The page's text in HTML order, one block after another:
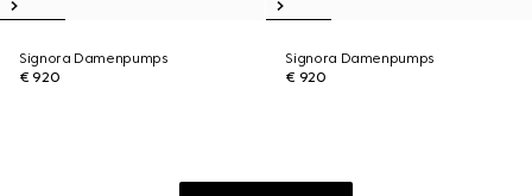
Signora Damenpumps
€ 920
Signora Damenpumps
€ 920